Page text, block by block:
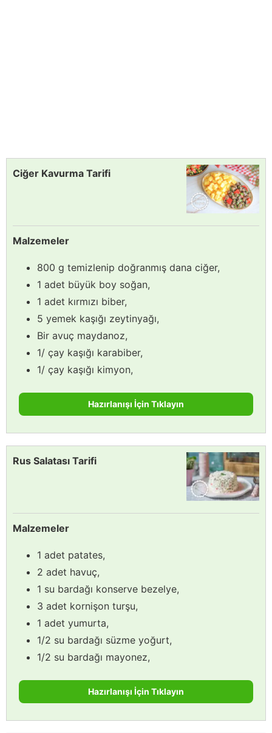
Ciğer Kavurma Tarifi
Malzemeler
800 g temizlenip doğranmış dana ciğer,
1 adet büyük boy soğan,
1 adet kırmızı biber,
5 yemek kaşığı zeytinyağı,
Bir avuç maydanoz,
1/ çay kaşığı karabiber,
1/ çay kaşığı kimyon,
Hazırlanışı İçin Tıklayın
Rus Salatası Tarifi
Malzemeler
1 adet patates,
2 adet havuç,
1 su bardağı konserve bezelye,
3 adet kornişon turşu,
1 adet yumurta,
1/2 su bardağı süzme yoğurt,
1/2 su bardağı mayonez,
Hazırlanışı İçin Tıklayın